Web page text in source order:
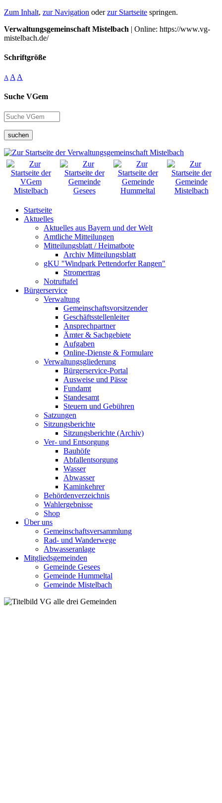
Zum Inhalt, zur Navigation oderzur Startseite springen.
Verwaltungsgemeinschaft Mistelbach | Online: https://www.vg-
mistelbach.de/
Schriftgröße
A A A
Suche VGem
suchen
Startseite
Aktuelles
Aktuelles aus Bayern und der Welt
Amtliche Mitteilungen
Mitteilungsblatt / Heimatbote
Archiv Mitteilungsblatt
gKU "Windpark Pettendorfer Rangen"
Stromertrag
Notruftafel
Bürgerservice
Verwaltung
Gemeinschaftsvorsitzender
Geschäftsstellenleiter
Ansprechpartner
Ämter & Sachgebiete
Aufgaben
Online-Dienste & Formulare
Verwaltungsgliederung
Bürgerservice-Portal
Ausweise und Pässe
Fundamt
Standesamt
Steuern und Gebühren
Satzungen
Sitzungsberichte
Sitzungsberichte (Archiv)
Ver- und Entsorgung
Bauhöfe
Abfallentsorgung
Wasser
Abwasser
Kaminkehrer
Behördenverzeichnis
Wahlergebnisse
Shop
Über uns
Gemeinschaftsversammlung
Rad- und Wanderwege
Abwasseranlage
Mitgliedsgemeinden
Gemeinde Gesees
Gemeinde Hummeltal
Gemeinde Mistelbach